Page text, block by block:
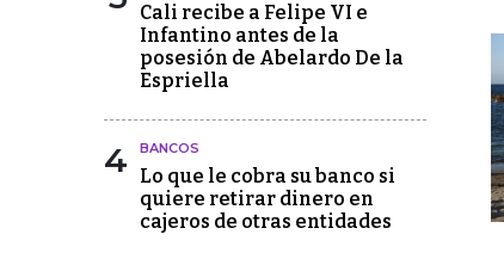
Cali recibe a Felipe VI e
Infantino antes de la
posesión de Abelardo De la
Espriella
4 BANCOS
Lo que le cobra su banco si
quiere retirar dinero en
cajeros de otras entidades